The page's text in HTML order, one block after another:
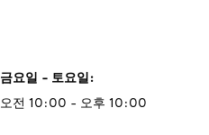
금요일 - 토요일:
오전 10:00 - 오후 10:00